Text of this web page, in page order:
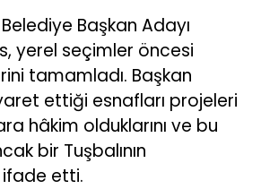
Başkan Adayı
yerel seçimler öncesi
tamamladı. Başkan
ettiği esnafları projeleri
hâkim olduklarını ve bu
bir Tuşbalının
etti.